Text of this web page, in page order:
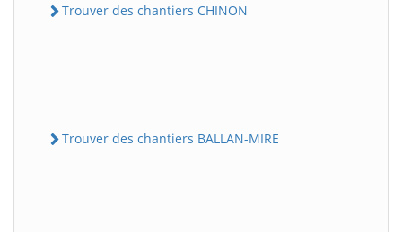
Trouver des chantiers CHINON
Trouver des chantiers BALLAN-MIRE